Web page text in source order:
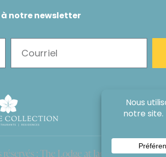
notre newsletter
: The Lodge at Jaguar Reef, 2026®.